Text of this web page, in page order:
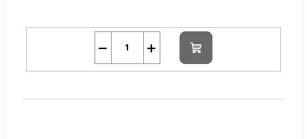
+
− Do
košíku